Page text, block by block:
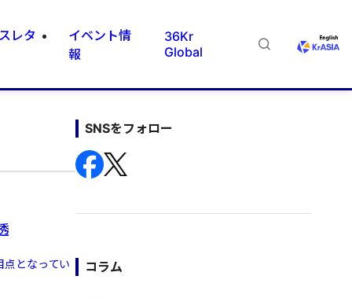
レタ
イベント情
報
36Kr
Global
点となってい
SNSをフォロー
コラム